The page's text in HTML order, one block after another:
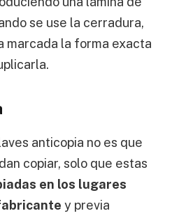
se use la cerradura,
marcada la forma exacta
anticopia no es que
copiar, solo que estas
en los lugares
y previa